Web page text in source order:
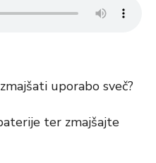
uporabo sveč?
ter zmajšajte